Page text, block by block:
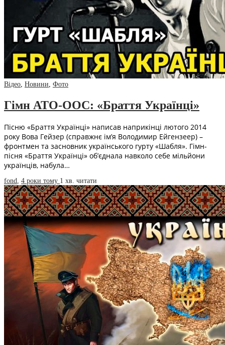
Відео, Новини, Фото
Гімн АТО-ООС: «Браття Українці»
Пісню «Браття Українці» написав наприкінці лютого 2014
року Вова Гейзер (справжнє ім’я Володимир Ейгензеер) –
фронтмен та засновник українського гурту «Шабля». Гімн-
пісня «Браття Українці» об’єднала навколо себе мільйони
українців, набула…
fond, 4 роки тому 1 хв. читати